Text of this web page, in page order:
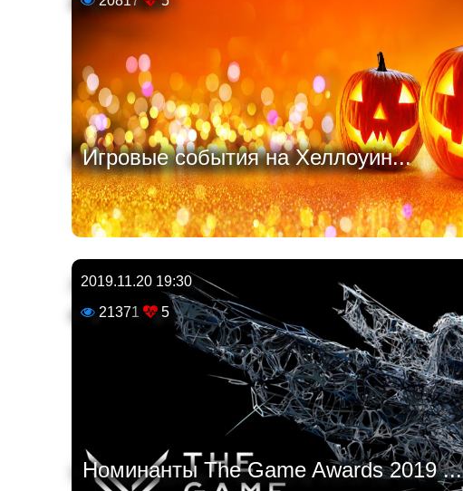
Игровые события на Хеллоуин...
2019.11.20 19:30
21371
5
Номинанты The Game Awards 2019 ...